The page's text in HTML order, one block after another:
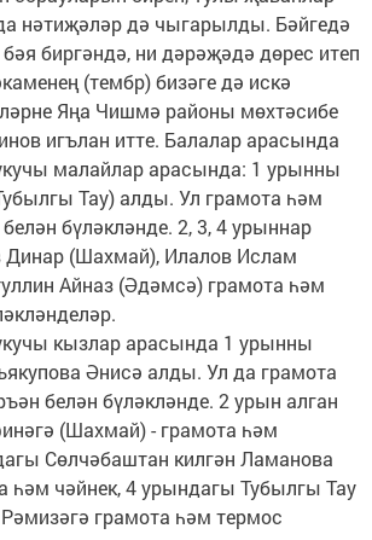
нәтиҗәләр дә чыгарылды. Бәйгедә
биргәндә, ни дәрәҗәдә дөрес итеп
(тембр) бизәге дә искә
Яңа Чишмә районы мөхтәсибе
игълан итте. Балалар арасында
малайлар арасында: 1 урынны
Тау) алды. Ул грамота һәм
бүләкләнде. 2, 3, 4 урыннар
Динар (Шахмай), Илалов Ислам
Айназ (Әдәмсә) грамота һәм
кызлар арасында 1 урынны
Әнисә алды. Ул да грамота
белән бүләкләнде. 2 урын алган
(Шахмай) - грамота һәм
Сөлчәбаштан килгән Ламанова
һәм чәйнек, 4 урындагы Тубылгы Тау
грамота һәм термос